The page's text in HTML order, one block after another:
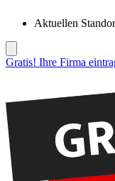
Aktuellen
Gratis! Ihre Firma